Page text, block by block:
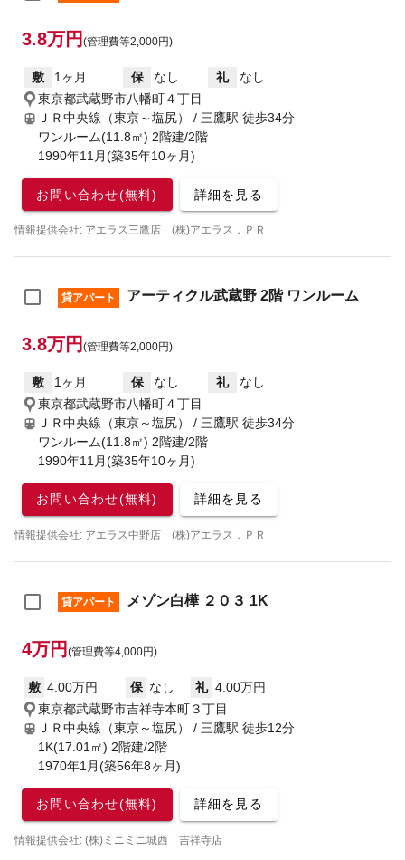
3.8万円 (管理費等2,000円)
敷 1ヶ月 保 なし 礼
なし
東京都武蔵野市八幡町４丁目
ＪＲ中央線（東京～塩尻） / 三鷹駅 徒歩34分
ワンルーム(11.8㎡) 2階建/2階
1990年11月(築35年10ヶ月)
お問い合わせ(無料) 詳細を見る
情報提供会社: アエラス三鷹店 (株)アエラス．ＰＲ
貸アパート アーティクル武蔵野 2階 ワンルーム
3.8万円 (管理費等2,000円)
敷 1ヶ月 保 なし 礼
なし
東京都武蔵野市八幡町４丁目
ＪＲ中央線（東京～塩尻） / 三鷹駅 徒歩34分
ワンルーム(11.8㎡) 2階建/2階
1990年11月(築35年10ヶ月)
お問い合わせ(無料) 詳細を見る
情報提供会社: アエラス中野店 (株)アエラス．ＰＲ
貸アパート メゾン白樺 ２０３ 1K
4万円 (管理費等4,000円)
敷 4.00万円 保 なし 礼 4.00万円
東京都武蔵野市吉祥寺本町３丁目
ＪＲ中央線（東京～塩尻） / 三鷹駅 徒歩12分
1K(17.01㎡) 2階建/2階
1970年1月(築56年8ヶ月)
お問い合わせ(無料) 詳細を見る
情報提供会社: (株)ミニミニ城西 吉祥寺店